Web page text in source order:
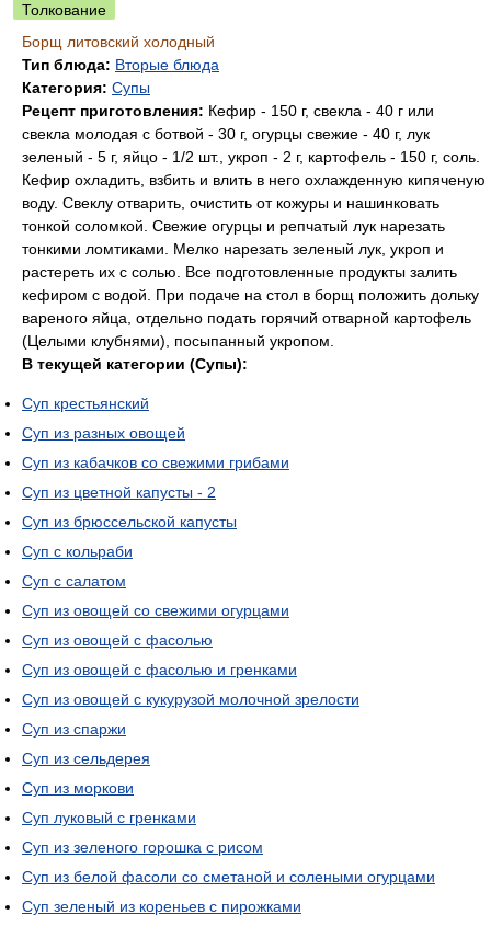
Толкование
Борщ литовский холодный
Тип блюда: Вторые блюда
Категория: Супы
Рецепт приготовления: Кефир - 150 г, свекла - 40 г или
свекла молодая с ботвой - 30 г, огурцы свежие - 40 г, лук
зеленый - 5 г, яйцо - 1/2 шт., укроп - 2 г, картофель - 150 г, соль.
Кефир охладить, взбить и влить в него охлажденную кипяченую
воду. Свеклу отварить, очистить от кожуры и нашинковать
тонкой соломкой. Свежие огурцы и репчатый лук нарезать
тонкими ломтиками. Мелко нарезать зеленый лук, укроп и
растереть их с солью. Все подготовленные продукты залить
кефиром с водой. При подаче на стол в борщ положить дольку
вареного яйца, отдельно подать горячий отварной картофель
(Целыми клубнями), посыпанный укропом.
В текущей категории (Супы):
Суп крестьянский
Суп из разных овощей
Суп из кабачков со свежими грибами
Суп из цветной капусты - 2
Суп из брюссельской капусты
Суп с кольраби
Суп с салатом
Суп из овощей со свежими огурцами
Суп из овощей с фасолью
Суп из овощей с фасолью и гренками
Суп из овощей с кукурузой молочной зрелости
Суп из спаржи
Суп из сельдерея
Суп из моркови
Суп луковый с гренками
Суп из зеленого горошка с рисом
Суп из белой фасоли со сметаной и солеными огурцами
Суп зеленый из кореньев с пирожками